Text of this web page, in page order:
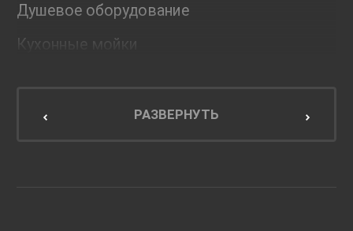
Душевое оборудование
Кухонные мойки
Мебель для кухниРАЗВЕРНУТЬ